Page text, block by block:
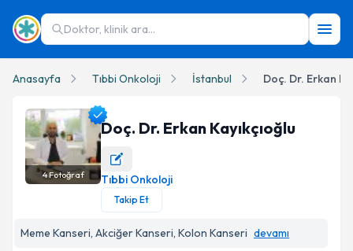
Doktor, klinik ara...
Anasayfa Tıbbi Onkoloji İstanbul Doç. Dr. Erkan
Doç. Dr. Erkan Kayıkçıoğlu Profil Fotoğrafı
4Fotoğraf
Doç. Dr. Erkan Kayıkçıoğlu
Tıbbi Onkoloji
Takip Et
Meme Kanseri, Akciğer Kanseri, Kolon Kanseri devamı